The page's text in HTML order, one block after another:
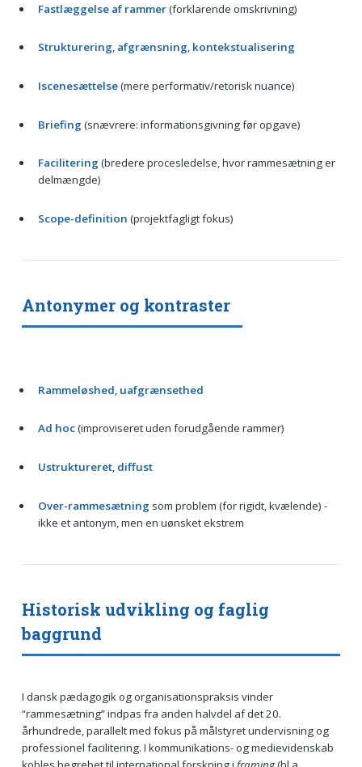
Fastlæggelse af rammer(forklarende omskrivning)
Strukturering, afgrænsning, kontekstualisering
Iscenesættelse(mere performativ/retorisk nuance)
Briefing (snævrere: informationsgivning før opgave)
Facilitering (bredere procesledelse, hvor rammesætning er
delmængde)
Scope-definition (projektfagligt fokus)
Antonymer og kontraster
Rammeløshed uafgrænsethed
Ad hoc(improviseret uden forudgående rammer)
Ustruktureret, diffust
Over-rammesætning som problem (for rigidt, kvælende) -
ikke et antonym, men en uønsket ekstrem
Historisk udvikling og faglig
baggrund
I dansk pædagogik og organisationspraksis vinder
“rammesætning” indpas fra anden halvdel af det 20.
århundrede, parallelt med fokus på målstyret undervisning og
professionel facilitering. I kommunikations- og medievidenskab